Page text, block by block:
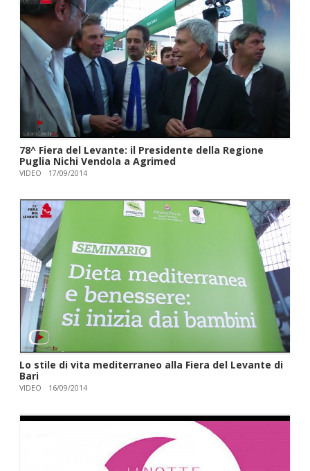
78^ Fiera del Levante: il Presidente della Regione
Puglia Nichi Vendola a Agrimed
VIDEO 17/09/2014
Lo stile di vita mediterraneo alla Fiera del Levante di
Bari
VIDEO 16/09/2014